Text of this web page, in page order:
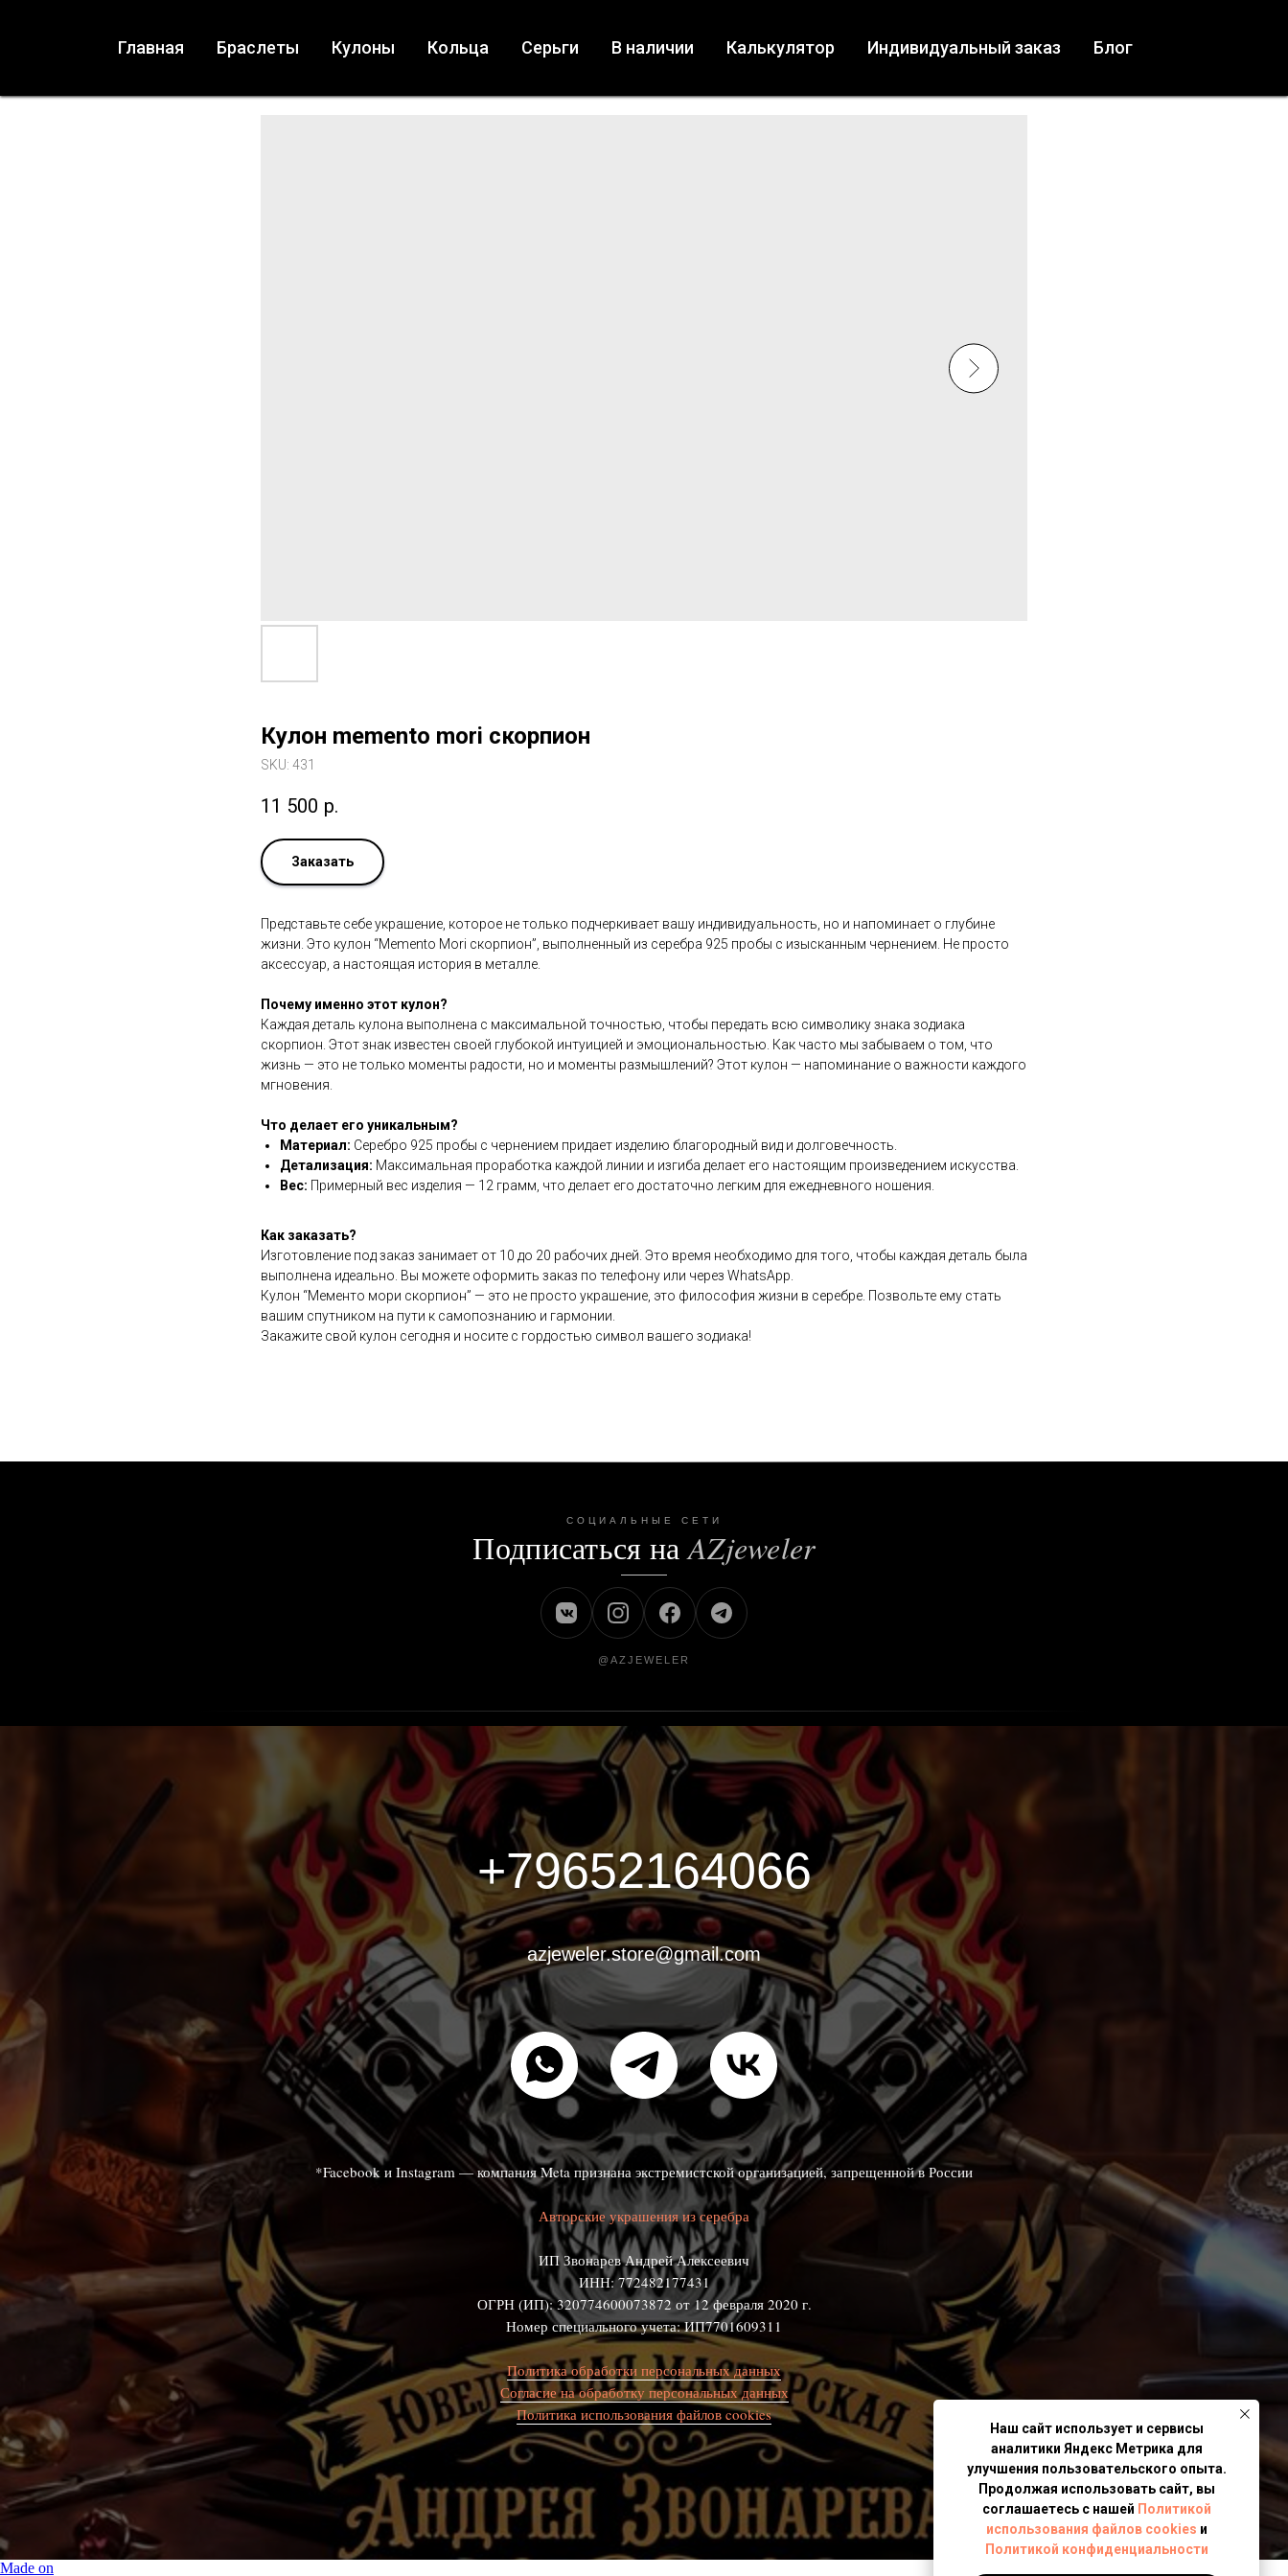
Главная Браслеты Кулоны Кольца Серьги В наличии Калькулятор Индивидуальный заказ Блог
Кулон memento mori скорпион
SKU: 431
11 500 р.
Заказать
Представьте себе украшение, которое не только подчеркивает вашу индивидуальность, но и напоминает о глубине
жизни. Это кулон “Memento Mori скорпион”, выполненный из серебра 925 пробы с изысканным чернением. Не просто
аксессуар, а настоящая история в металле.
Почему именно этот кулон?
Каждая деталь кулона выполнена с максимальной точностью, чтобы передать всю символику знака зодиака
скорпион. Этот знак известен своей глубокой интуицией и эмоциональностью. Как часто мы забываем о том, что
жизнь — это не только моменты радости, но и моменты размышлений? Этот кулон — напоминание о важности каждого
мгновения.
Что делает его уникальным?
Материал: Серебро 925 пробы с чернением придает изделию благородный вид и долговечность.
Детализация: Максимальная проработка каждой линии и изгиба делает его настоящим произведением искусства.
Вес: Примерный вес изделия — 12 грамм, что делает его достаточно легким для ежедневного ношения.
Как заказать?
Изготовление под заказ занимает от 10 до 20 рабочих дней. Это время необходимо для того, чтобы каждая деталь была
выполнена идеально. Вы можете оформить заказ по телефону или через WhatsApp.
Кулон “Мементо мори скорпион” — это не просто украшение, это философия жизни в серебре. Позвольте ему стать
вашим спутником на пути к самопознанию и гармонии.
Закажите свой кулон сегодня и носите с гордостью символ вашего зодиака!
Наш сайт использует и сервисы
аналитики Яндекс Метрика для
улучшения пользовательского опыта.
Продолжая использовать сайт, вы
соглашаетесь с нашей Политикой
использования файлов cookies и
Политикой конфиденциальности
СОЦИАЛЬНЫЕ СЕТИ
Подписаться на AZjeweler
@AZJEWELER
+79652164066
azjeweler.store@gmail.com
*Facebook и Instagram — компания Meta признана экстремистской организацией, запрещенной в России
Авторские украшения из серебра
ИП Звонарев Андрей Алексеевич
ИНН: 772482177431
ОГРН (ИП): 320774600073872 от 12 февраля 2020 г.
Номер специального учета: ИП7701609311
Политика обработки персональных данных
Согласие на обработку персональных данных
Политика использования файлов cookies
Made on